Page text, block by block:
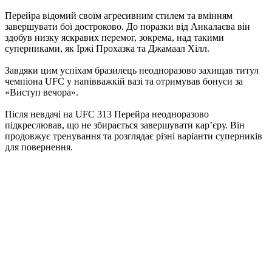
Перейра відомий своїм агресивним стилем та вмінням
завершувати бої достроково. До поразки від Анкалаєва він
здобув низку яскравих перемог, зокрема, над такими
суперниками, як Іржі Прохазка та Джамаал Хілл.
Завдяки цим успіхам бразилець неодноразово захищав титул
чемпіона UFC у напівважкій вазі та отримував бонуси за
«Виступ вечора».
Після невдачі на UFC 313 Перейра неодноразово
підкреслював, що не збирається завершувати кар’єру. Він
продовжує тренування та розглядає різні варіанти суперників
для повернення.